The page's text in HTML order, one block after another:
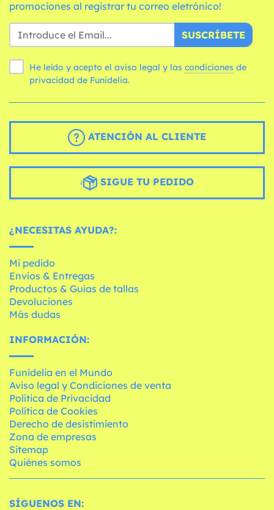
promociones al registrar tu correo eletrónico!
SUSCRÍBETE
He leído y acepto el aviso legal y las condiciones
privacidad de Funidelia.
ATENCIÓN AL CLIENTE
SIGUE TU PEDIDO
¿NECESITAS AYUDA?:
Mi pedido
Envíos & Entregas
Productos & Guías de tallas
Devoluciones
Más dudas
INFORMACIÓN:
Funidelia en el Mundo
Aviso legal y Condiciones de venta
Política de Privacidad
Política de Cookies
Derecho de desistimiento
Zona de empresas
Sitemap
Quiénes somos
SÍGUENOS EN: